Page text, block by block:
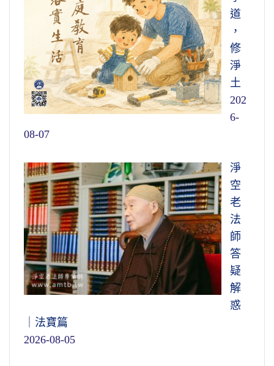
道
，
修
淨
土
202
6-
08-07
淨
空
老
法
師
答
疑
解
惑
｜法寶篇
2026-08-05